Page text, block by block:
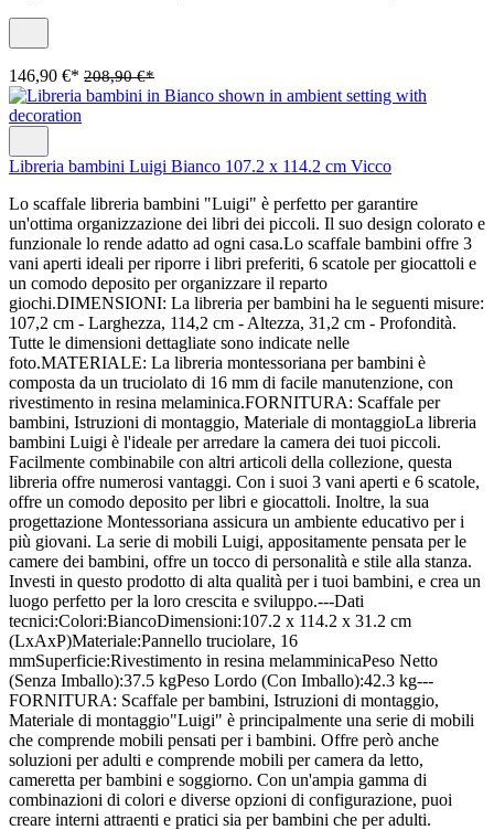
146,90 €* 208,90 €*
Libreria bambini Luigi Bianco 107.2 x 114.2 cm Vicco
Lo scaffale libreria bambini "Luigi" è perfetto per garantire
un'ottima organizzazione dei libri dei piccoli. Il suo design colorato e
funzionale lo rende adatto ad ogni casa.Lo scaffale bambini offre 3
vani aperti ideali per riporre i libri preferiti, 6 scatole per giocattoli e
un comodo deposito per organizzare il reparto
giochi.DIMENSIONI: La libreria per bambini ha le seguenti misure:
107,2 cm - Larghezza, 114,2 cm - Altezza, 31,2 cm - Profondità.
Tutte le dimensioni dettagliate sono indicate nelle
foto.MATERIALE: La libreria montessoriana per bambini è
composta da un truciolato di 16 mm di facile manutenzione, con
rivestimento in resina melaminica.FORNITURA: Scaffale per
bambini, Istruzioni di montaggio, Materiale di montaggioLa libreria
bambini Luigi è l'ideale per arredare la camera dei tuoi piccoli.
Facilmente combinabile con altri articoli della collezione, questa
libreria offre numerosi vantaggi. Con i suoi 3 vani aperti e 6 scatole,
offre un comodo deposito per libri e giocattoli. Inoltre, la sua
progettazione Montessoriana assicura un ambiente educativo per i
più giovani. La serie di mobili Luigi, appositamente pensata per le
camere dei bambini, offre un tocco di personalità e stile alla stanza.
Investi in questo prodotto di alta qualità per i tuoi bambini, e crea un
luogo perfetto per la loro crescita e sviluppo.---Dati
tecnici:Colori:BiancoDimensioni:107.2 x 114.2 x 31.2 cm
(LxAxP)Materiale:Pannello truciolare, 16
mmSuperficie:Rivestimento in resina melamminicaPeso Netto
(Senza Imballo):37.5 kgPeso Lordo (Con Imballo):42.3 kg---
FORNITURA: Scaffale per bambini, Istruzioni di montaggio,
Materiale di montaggio"Luigi" è principalmente una serie di mobili
che comprende mobili pensati per i bambini. Offre però anche
soluzioni per adulti e comprende mobili per camera da letto,
cameretta per bambini e soggiorno. Con un'ampia gamma di
combinazioni di colori e diverse opzioni di configurazione, puoi
creare interni attraenti e pratici sia per bambini che per adulti.